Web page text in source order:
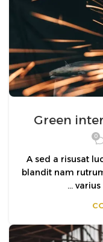
Green
0
A sed a risusat
blandit nam
varius